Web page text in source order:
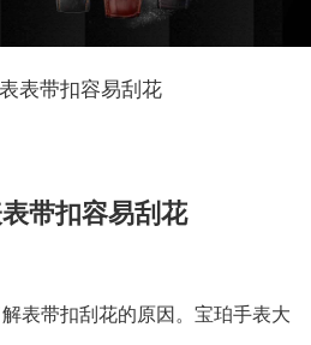
表带扣容易刮花
带扣容易刮花
表带扣刮花的原因。宝珀手表大